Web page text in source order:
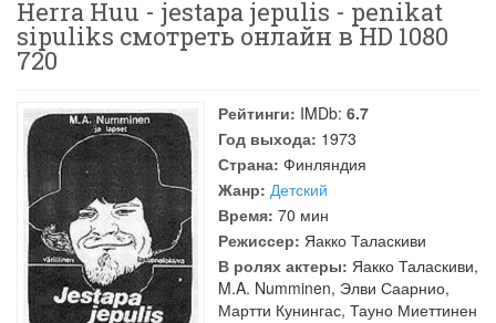
Herra Huu - jestapa jepulis - penikat
sipuliks смотреть онлайн в HD 1080
720
Рейтинги: IMDb: 6.7
Год выхода: 1973
Страна: Финляндия
Жанр: Детский
Время: 70 мин
Режиссер: Яакко Таласкиви
В ролях актеры: Яакко Таласкиви,
M.A. Numminen, Элви Саарнио,
Мартти Кунингас, Тауно Миеттинен